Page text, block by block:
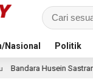
Nasional Politik
Kembali